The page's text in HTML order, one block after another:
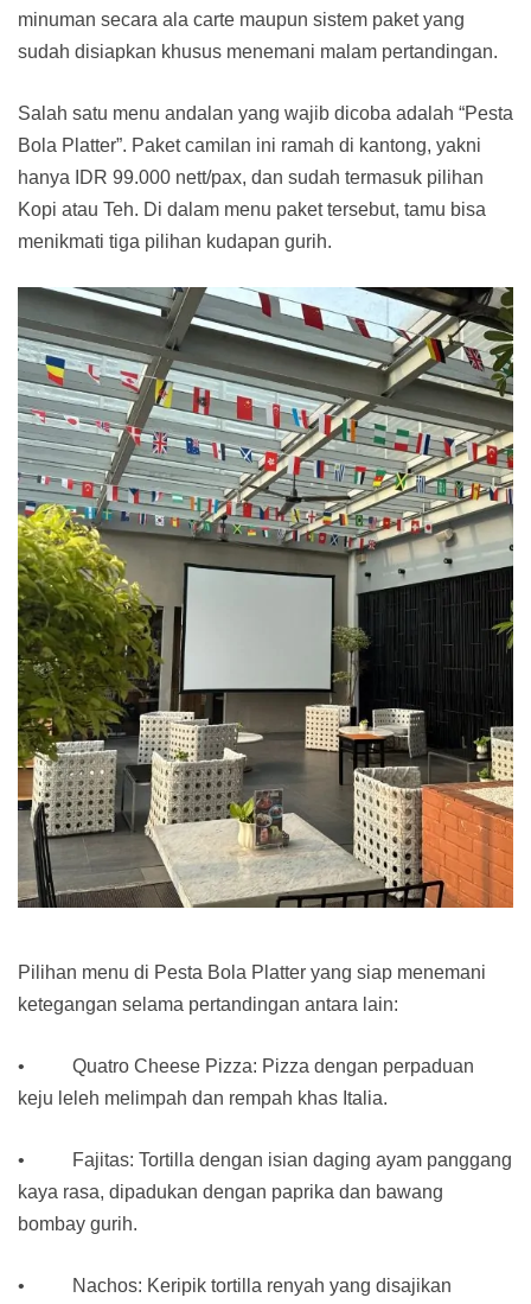
minuman secara ala carte maupun sistem paket yang
sudah disiapkan khusus menemani malam pertandingan.
Salah satu menu andalan yang wajib dicoba adalah “Pesta
Bola Platter”. Paket camilan ini ramah di kantong, yakni
hanya IDR 99.000 nett/pax, dan sudah termasuk pilihan
Kopi atau Teh. Di dalam menu paket tersebut, tamu bisa
menikmati tiga pilihan kudapan gurih.
Pilihan menu di Pesta Bola Platter yang siap menemani
ketegangan selama pertandingan antara lain:
• Quatro Cheese Pizza: Pizza dengan perpaduan
keju leleh melimpah dan rempah khas Italia.
• Fajitas: Tortilla dengan isian daging ayam panggang
kaya rasa, dipadukan dengan paprika dan bawang
bombay gurih.
• Nachos: Keripik tortilla renyah yang disajikan